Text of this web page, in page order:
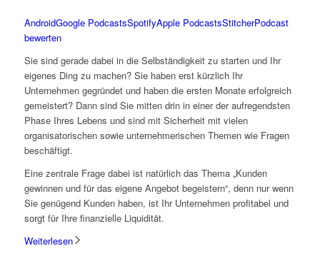
AndroidGoogle PodcastsSpotifyApple PodcastsStitcherPodcast
bewerten
Sie sind gerade dabei in die Selbständigkeit zu starten und Ihr
eigenes Ding zu machen? Sie haben erst kürzlich Ihr
Unternehmen gegründet und haben die ersten Monate erfolgreich
gemeistert? Dann sind Sie mitten drin in einer der aufregendsten
Phase Ihres Lebens und sind mit Sicherheit mit vielen
organisatorischen sowie unternehmerischen Themen wie Fragen
beschäftigt.
Eine zentrale Frage dabei ist natürlich das Thema „Kunden
gewinnen und für das eigene Angebot begeistern“, denn nur wenn
Sie genügend Kunden haben, ist Ihr Unternehmen profitabel und
sorgt für Ihre finanzielle Liquidität.
Weiterlesen